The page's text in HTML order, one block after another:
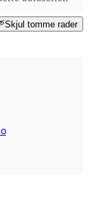
Skjul tomme rader